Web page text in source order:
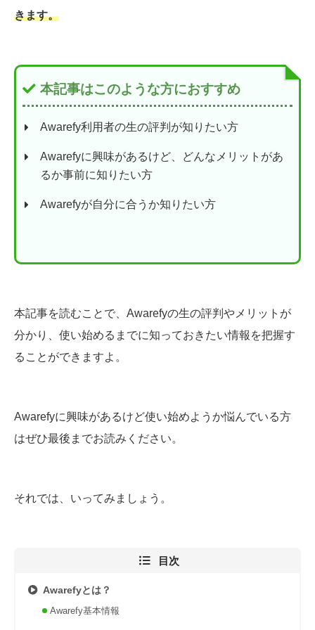
きます。
本記事はこのような方におすすめ
Awarefy利用者の生の評判が知りたい方
Awarefyに興味があるけど、どんなメリットがあ
るか事前に知りたい方
Awarefyが自分に合うか知りたい方
本記事を読むことで、Awarefyの生の評判やメリットが
分かり、使い始めるまでに知っておきたい情報を把握す
ることができますよ。
Awarefyに興味があるけど使い始めようか悩んでいる方
はぜひ最後までお読みください。
それでは、いってみましょう。
目次
Awarefyとは？
Awarefy基本情報